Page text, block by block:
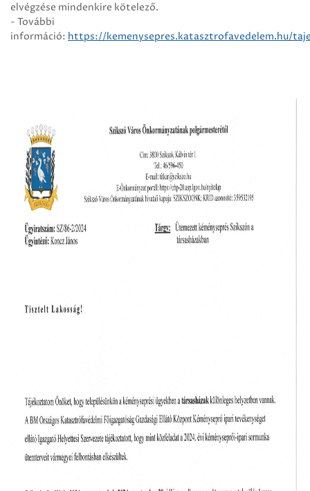
elvégzése mindenkire kötelező.
- További
információ: https://kemenysepres.katasztrofavedelem.hu/